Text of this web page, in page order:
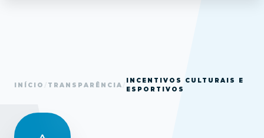
INÍCIO TRANSPARÊNCIA
INCENTIVOS CULTURAIS E
ESPORTIVOS